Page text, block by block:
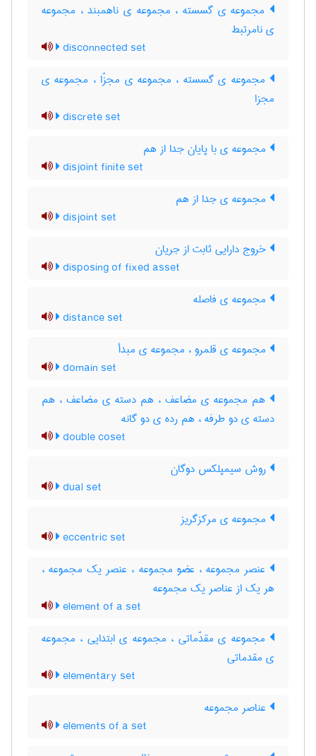
مجموعه ی گسسته ، مجموعه ی ناهمبند ، مجموعه
ی نامرتبط
disconnected set
مجموعه ی گسسته ، مجموعه ی مجزّا ، مجموعه ی
مجزا
discrete set
مجموعه ی با پایان جدا از هم
disjoint finite set
مجموعه ی جدا از هم
disjoint set
خروج دارایی ثابت از جریان
disposing of fixed asset
مجموعه ی فاصله
distance set
مجموعه ی قلمرو ، مجموعه ی مبدأ
domain set
هم مجموعه ی مضاعف ، هم دسته ی مضاعف ، هم
دسته ی دو طرفه ، هم رده ی دو گانه
double coset
روش سیمپلکس دوگان
dual set
مجموعه ی مرکزگریز
eccentric set
عنصر مجموعه ، عضو مجموعه ، عنصر یک مجموعه ،
هر یک از عناصر یک مجموعه
element of a set
مجموعه ی مقدّماتی ، مجموعه ی ابتدایی ، مجموعه
ی مقدماتی
elementary set
عناصر مجموعه
elements of a set